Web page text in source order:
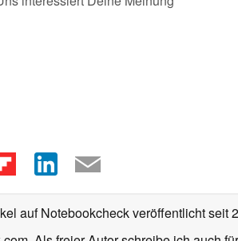
auf Notebookcheck veröffentlichtseit